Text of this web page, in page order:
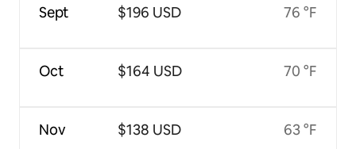
Sept
Oct
Nov
$196 USD
$164 USD
$138 USD
76 °F
70 °F
63 °F